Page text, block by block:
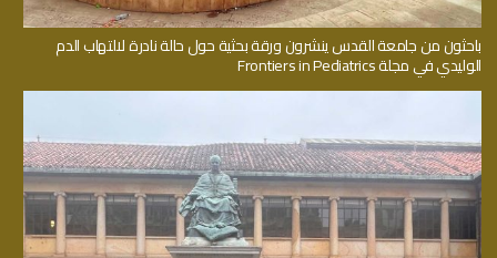
باحثون من جامعة القدس ينشرون ورقة بحثية حول حالة نادرة لالتهاب الدم
الوليدي في مجلة Frontiers in Pediatrics